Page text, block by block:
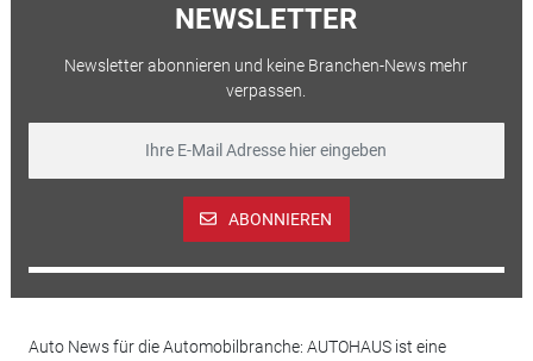
NEWSLETTER
Newsletter abonnieren und keine Branchen-News mehr
verpassen.
ABONNIEREN
Auto News für die Automobilbranche: AUTOHAUS ist eine